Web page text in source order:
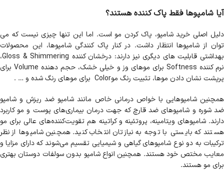
آیا شامپوها فقط پاک کننده هستند؟
دلیل اصلی خرید شامپو، پاک کردن مو است. اما این تنها چیزی نیست که می
توان از شامپوها انتظار داشت. در کنار پاک کنندگی شامپوها، این محصولات
بهداشتی قابلیت های دیگری نیز دارند: درخشان کننده Gloss & Shimmering،
نرم کننده Softness برای موهای وز و خیلی خشک، حجم دهنده Volume برای
پرپشت نشان دادن موها، تثبیت رنگ موColor برای موهای رنگ شده و … .
همچنین شامپوهایی با خواص درمانی خاص مانند شامپو ضد ریزش و شامپو
ضد شوره و شامپوهای ضد قارچ که جهت درمان بیماری‌های پوست و مو کاربرد
دارند. شامپوهای ویتامینه، پروتئینه و کراتینه هم تقویت‌کننده‌های عالی برای مو
هستند که بایستی با توجه به نیازتان انتخاب کنید. همچنین شامپوها از نظر
ترکیبات به دو نوع شامپوهای گیاهی و شیمیایی تقسیم می‌شوند که دارای مزایا و
معایب مختص خود هستند. همچنین انواع شامپو بدون سولفات دوستان بهتری
برای مو هستند.